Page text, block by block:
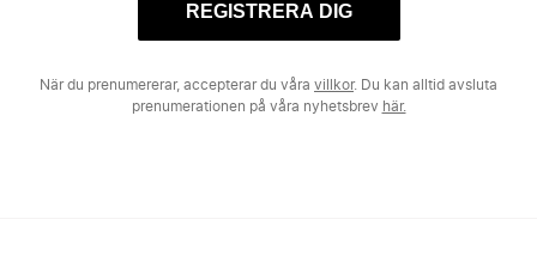
REGISTRERA DIG
När du prenumererar, accepterar du våra villkor. Du kan alltid avsluta
prenumerationen på våra nyhetsbrev här.